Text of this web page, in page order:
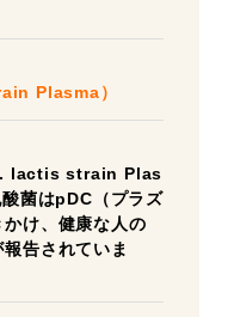
Plasma）
lactis strain Plas
菌はpDC（プラズ
け、健康な人の
告されていま